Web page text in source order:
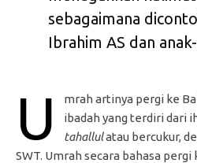
sebagaimana
Ibrahim AS dan
U
mrah artinya pergi ke
ibadah yang terdiri dari
tahallulatau bercukur,
SWT. Umrah secara bahasa